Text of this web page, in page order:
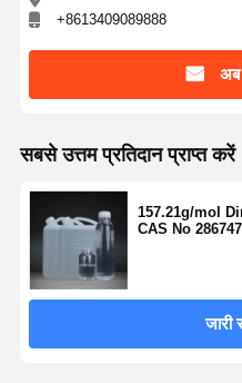
+8613409089888
अब
सबसे उत्तम प्रतिदान प्राप्त करें
157.21g/mol
CAS No
जारी